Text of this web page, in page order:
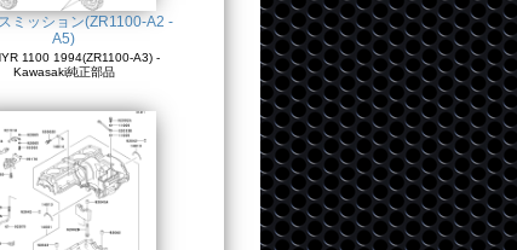
ミッション(ZR1100-A2 -
A5)
1100 1994(ZR1100-A3) -
Kawasaki純正部品